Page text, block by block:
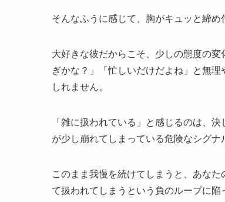
そんなふうに感じて、胸がキュッと締
大好きな彼だからこそ、少しの態度の
ぎかな？」「忙しいだけだよね」と無
しれません。
「雑に扱われている」と感じるのは、
が少し崩れてしまっている危険なシグ
このまま我慢を続けてしまうと、あな
て扱われてしまうという負のループに